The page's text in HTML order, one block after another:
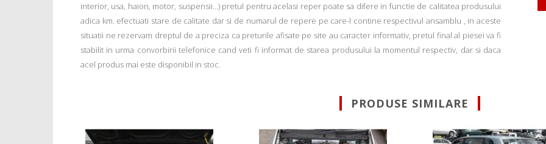
interior, usa, haion, motor, suspensii...) pretul pentru acelasi reper poate sa difere in functie de calitatea produsului
adica km. efectuati stare de calitate dar si de numarul de repere pe care-l contine respectivul ansamblu , in aceste
situatii ne rezervam dreptul de a preciza ca preturile afisate pe site au caracter informativ, pretul final al piesei va fi
stabilit in urma convorbirii telefonice cand veti fi informat de starea produsului la momentul respectiv, dar si daca
acel produs mai este disponibil in stoc.
PRODUSE SIMILARE